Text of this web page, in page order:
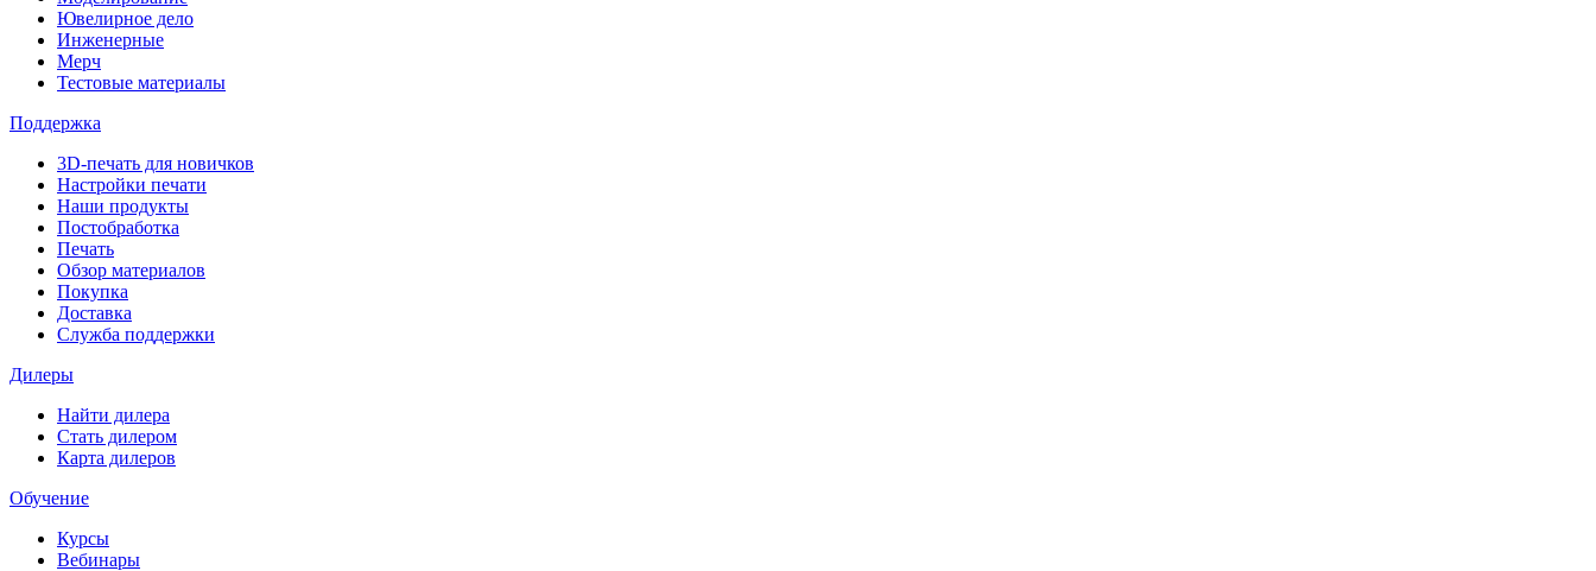
Ювелирное дело
Инженерные
Мерч
Тестовые материалы
Поддержка
3D-печать для новичков
Настройки печати
Наши продукты
Постобработка
Печать
Обзор материалов
Покупка
Доставка
Служба поддержки
Дилеры
Найти дилера
Cтать дилером
Карта дилеров
Обучение
Курсы
Вебинары